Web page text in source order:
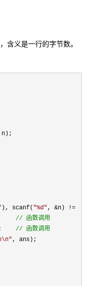
含义是一行的字节数。
), scanf( "%d", &n) !=
// 函数调用
// 函数调用
"